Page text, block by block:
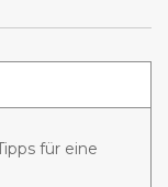
für eine